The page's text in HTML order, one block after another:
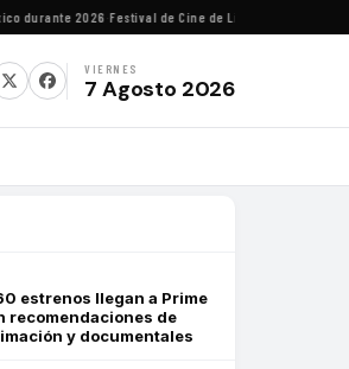
2026·Festival de Cine de Lima homenajeará al
VIERNES
7 Agosto 2026
estrenos llegan a Prime
recomendaciones de
y documentales